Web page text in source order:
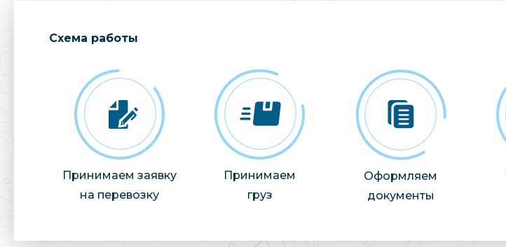
Cхема работы
Принимаем заявку
на перевозку
Принимаем
груз
Оформляем
документы